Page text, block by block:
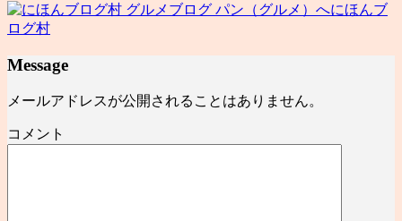
にほんブ
ログ村
Message
メールアドレスが公開されることはありません。
コメント